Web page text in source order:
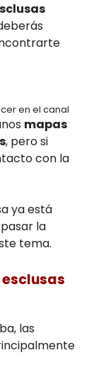
en el canal
mapas
, pero si
con la
ya está
la
tema.
las